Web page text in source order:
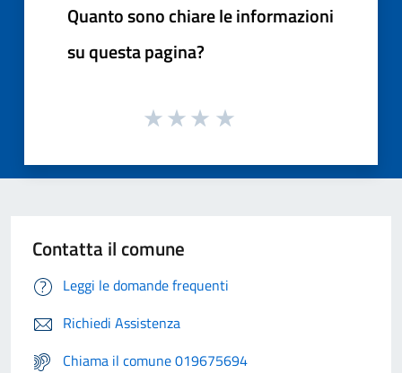
Quanto sono chiare le informazioni
su questa pagina?
Contatta il comune
Leggi le domande frequenti
Richiedi Assistenza
Chiama il comune 019675694